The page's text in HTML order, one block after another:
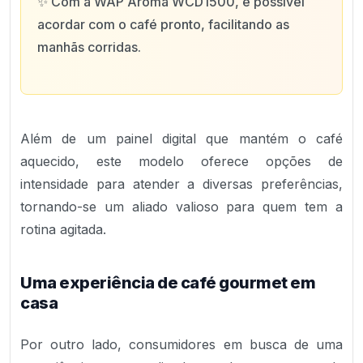
acordar com o café pronto, facilitando as
manhãs corridas.
Além de um painel digital que mantém o café
aquecido, este modelo oferece opções de
intensidade para atender a diversas preferências,
tornando-se um aliado valioso para quem tem a
rotina agitada.
Uma experiência de café gourmet em
casa
Por outro lado, consumidores em busca de uma